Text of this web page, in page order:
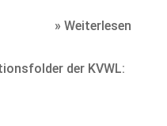
» Weiterlesen
der KVWL: